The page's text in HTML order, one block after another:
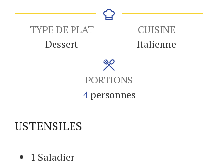
TYPE DE PLAT
Dessert
CUISINE
Italienne
PORTIONS
4 personnes
USTENSILES
1 Saladier